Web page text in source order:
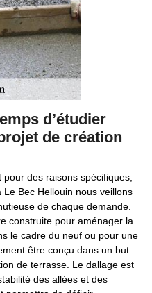
d’étudier
de création
des raisons spécifiques,
Bec Hellouin nous veillons
de chaque demande.
construite pour aménager la
le cadre du neuf ou pour une
être conçu dans un but
de terrasse. Le dallage est
des allées et des